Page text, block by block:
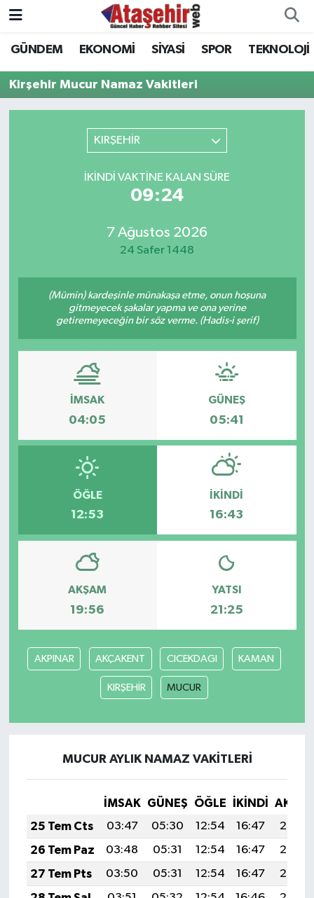
GÜNDEM EKONOMİ SİYASİ SPOR TEKNOLOJİ
Kirşehir Mucur Namaz Vakitleri
KIRŞEHİR
İKINDI VAKTINE KALAN SÜRE
09:24
7 Ağustos 2026
24 Safer 1448
(Mümin) kardeşinle münakaşa etme, onun hoşuna
gitmeyecek şakalar yapma ve ona yerine
getiremeyeceğin bir söz verme. (Hadis-i şerif)
İMSAK
04:05
GÜNEŞ
05:41
ÖĞLE
12:53
İKINDI
16:43
AKŞAM
19:56
YATSI
21:25
AKPINAR AKÇAKENT CICEKDAGI KAMAN
KIRŞEHİR MUCUR
MUCUR AYLIK NAMAZ VAKITLERI
İMSAK GÜNEŞ ÖĞLE İKINDI
25 Tem Cts
03:47 05:30 12:54 16:47
20:08
26 Tem Paz
03:48 05:31 12:54 16:47
20:08
27 Tem Pts
03:50 05:31 12:54 16:47
20:07
Hava Durumu
Trafik Durumu
Son Dakika Haberleri